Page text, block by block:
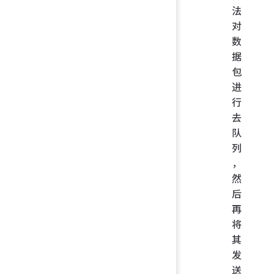
法
对
数
据
包
进
行
去
队
列
，
然
后
再
将
其
发
送